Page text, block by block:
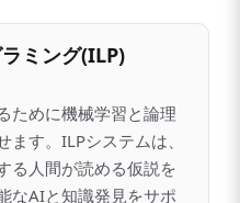
ミング(ILP)
ために機械学習と論理
す。ILPシステムは、
る人間が読める仮説を
なAIと知識発見をサポ